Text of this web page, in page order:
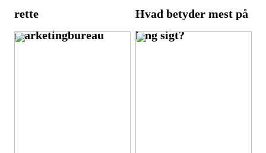
rette
marketingbureau
Hvad betyder mest på
lang sigt?